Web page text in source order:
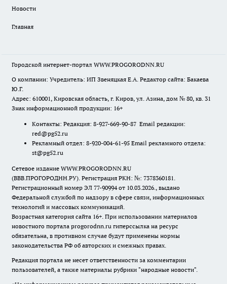
Новости
Главная
Городской интернет-портал WWW.PROGORODNN.RU
О компании: Учредитель: ИП Звеняцкая Е.А. Редактор сайта: Бакаева
Ю.Г.
Адрес: 610001, Кировская область, г. Киров, ул. Азина, дом № 80, кв. 31
Знак информационной продукции: 16+
Контакты: Редакция: 8-927-669-90-87 Email редакции:
red@pg52.ru
Рекламный отдел: 8-920-004-61-95 Email рекламного отдела:
st@pg52.ru
Сетевое издание WWW.PROGORODNN.RU
(ВВВ.ПРОГОРОДНН.РУ). Регистрация РКН: №: 7378360181.
Регистрационный номер ЭЛ 77-90994 от 10.03.2026., выдано
Федеральной службой по надзору в сфере связи, информационных
технологий и массовых коммуникаций.
Возрастная категория сайта 16+. При использовании материалов
новостного портала progorodnn.ru гиперссылка на ресурс
обязательна, в противном случае будут применены нормы
законодательства РФ об авторских и смежных правах.
Редакция портала не несет ответственности за комментарии
пользователей, а также материалы рубрики "народные новости".